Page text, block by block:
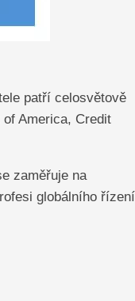
patří celosvětově
America, Credit
zaměřuje na
globálního řízení